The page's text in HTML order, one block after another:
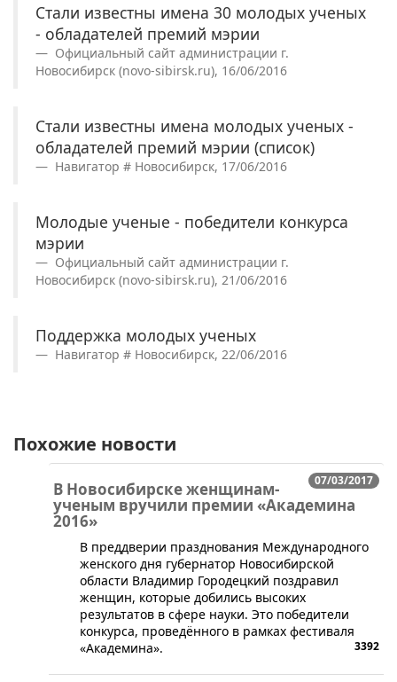
Стали известны имена 30 молодых ученых
- обладателей премий мэрии
Официальный сайт администрации г.
Новосибирск (novo-sibirsk.ru), 16/06/2016
Стали известны имена молодых ученых -
обладателей премий мэрии (список)
Навигатор # Новосибирск, 17/06/2016
Молодые ученые - победители конкурса
мэрии
Официальный сайт администрации г.
Новосибирск (novo-sibirsk.ru), 21/06/2016
Поддержка молодых ученых
Навигатор # Новосибирск, 22/06/2016
Похожие новости
07/03/2017
В Новосибирске женщинам-
ученым вручили премии «Академина
2016»
В преддверии празднования Международного
женского дня губернатор Новосибирской
области Владимир Городецкий поздравил
женщин, которые добились высоких
результатов в сфере науки. Это победители
конкурса, проведённого в рамках фестиваля
«Академина».
3392